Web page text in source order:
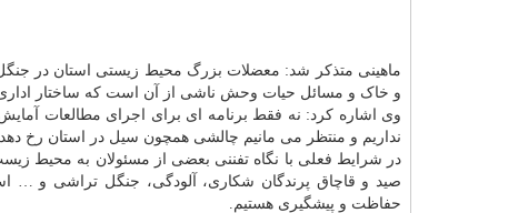
ماهینی متذکر شد: معضلات بزرگ محیط زیستی استان در جنگل
و خاک و مسائل حیات وحش ناشی از آن است که ساختار
وی اشاره کرد: نه فقط برنامه ای برای اجرای مطالعات
نداریم و منتظر می مانیم چالشی همچون سیل در استان رخ دهد
در شرایط فعلی با نگاه تفننی بعضی از مسئولان به محیط
حفاظت و پیشگیری هستیم.